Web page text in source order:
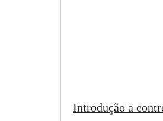
Introdução a